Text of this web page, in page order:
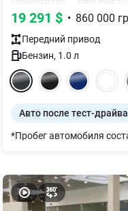
19 291 $ • 860 000
Передний привод
Бензин, 1.0 л
Авто после тест-драйва
*Пробег автомобиля